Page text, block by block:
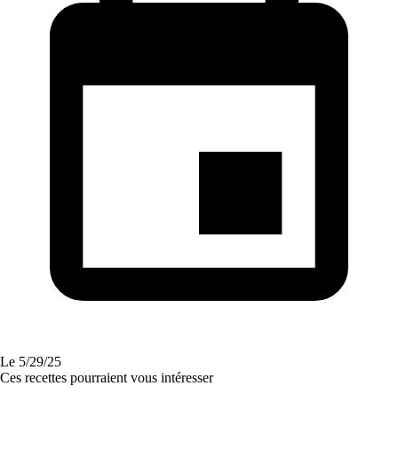
Le 5/29/25
Ces recettes pourraient vous intéresser